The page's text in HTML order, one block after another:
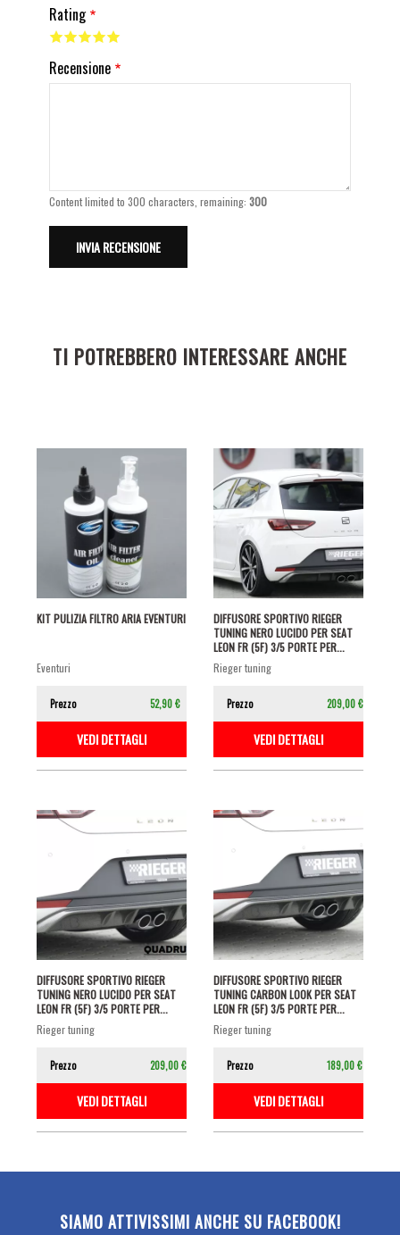
Rating
Recensione
Content limited to 300 characters, remaining:300
TI POTREBBERO INTERESSARE ANCHE
KIT PULIZIA FILTRO ARIA EVENTURI
eventuri
Prezzo 52,90 €
VEDI DETTAGLI
DIFFUSORE SPORTIVO RIEGER
TUNING NERO LUCIDO PER SEAT
LEON FR (5F) 3/5 PORTE PER...
rieger tuning
Prezzo 209,00 €
VEDI DETTAGLI
DIFFUSORE SPORTIVO RIEGER
TUNING NERO LUCIDO PER SEAT
LEON FR (5F) 3/5 PORTE PER...
rieger tuning
Prezzo 209,00 €
VEDI DETTAGLI
DIFFUSORE SPORTIVO RIEGER
TUNING CARBON LOOK PER SEAT
LEON FR (5F) 3/5 PORTE PER...
rieger tuning
Prezzo 189,00 €
VEDI DETTAGLI
SIAMO ATTIVISSIMI ANCHE SU FACEBOOK!